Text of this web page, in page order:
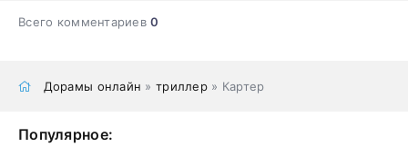
Всего комментариев0
Дорамы онлайн »триллер » Картер
Популярное: